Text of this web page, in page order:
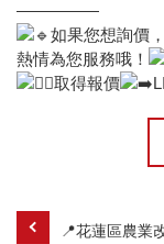
—————
如果您想詢價
熱情為您服務哦！
取得報價
📍花蓮區農業